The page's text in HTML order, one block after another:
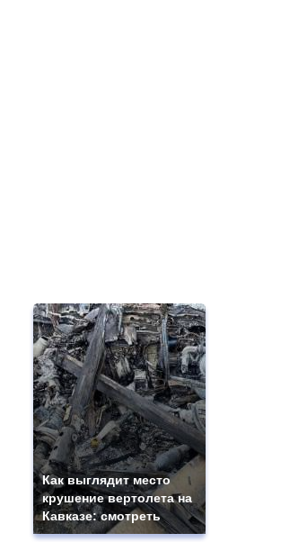
Как выглядит место
крушение вертолета на
Кавказе: смотреть